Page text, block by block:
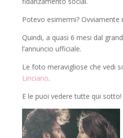
Potevo esimermi? Ovviamente
Quindi, a quasi 6 mesi dal
l’annuncio ufficiale.
Le foto meravigliose che vedi
Linciano.
E le puoi vedere tutte qui sotto!